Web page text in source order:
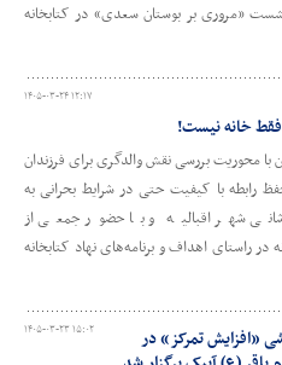
«مروری بر بوستان سعدی» در کتابخانه
۱۴۰۵-۰۳-۲۴ ۱۲:۱۷
خانه نیست!
محوریت بررسی نقش والدگری برای فرزندان
رابطه با کیفیت حتی در شرایط بحرانی به
شهر اقبالیه و با حضور جمعی از
در راستای اهداف و برنامه‌های نهاد کتابخانه
۱۴۰۵-۰۳-۲۳ ۱۵:۰۲
«افزایش تمرکز» در